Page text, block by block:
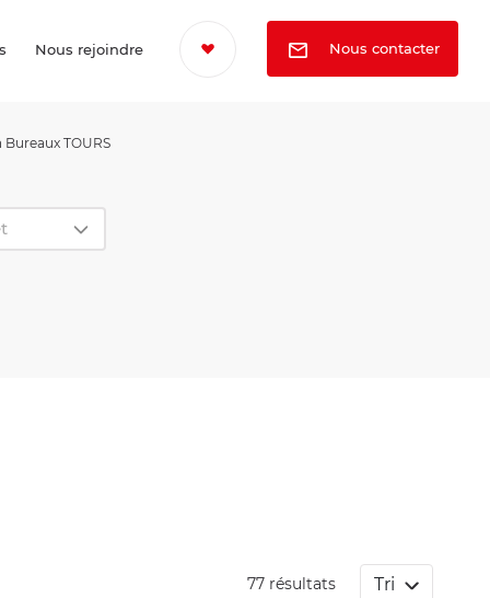
Nous rejoindre Nous contacter
TOURS
77 résultats Tri